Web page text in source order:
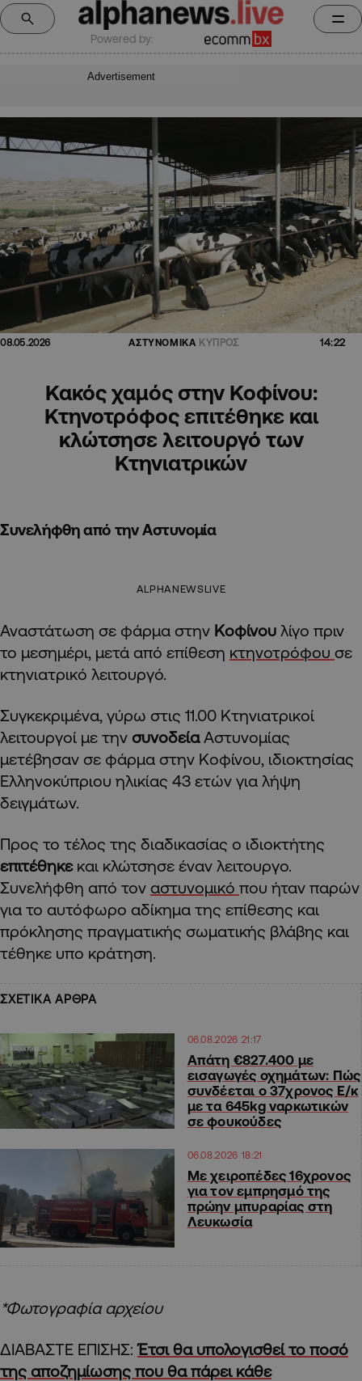
Powered by:
Advertisement
08.05.2026 ΑΣΤΥΝΟΜΙΚΑ ΚΥΠΡΟΣ 14:22
Κακός χαμός στην Κοφίνου:
Κτηνοτρόφος επιτέθηκε και
κλώτσησε λειτουργό των
Κτηνιατρικών
Συνελήφθη από την Αστυνομία
ALPHANEWSLIVE
Αναστάτωση σε φάρμα στην Κοφίνου λίγο πριν
το μεσημέρι, μετά από επίθεση κτηνοτρόφου σε
κτηνιατρικό λειτουργό.
Συγκεκριμένα, γύρω στις 11.00 Κτηνιατρικοί
λειτουργοί με την συνοδείαΑστυνομίας
μετέβησαν σε φάρμα στην Κοφίνου, ιδιοκτησίας
Ελληνοκύπριου ηλικίας 43 ετών για λήψη
δειγμάτων.
Προς το τέλος της διαδικασίας ο ιδιοκτήτης
επιτέθηκε και κλώτσησε έναν λειτουργο.
Συνελήφθη από τον αστυνομικό που ήταν παρών
για το αυτόφωρο αδίκημα της επίθεσης και
πρόκλησης πραγματικής σωματικής βλάβης και
τέθηκε υπο κράτηση.
ΣΧΕΤΙΚΑ ΑΡΘΡΑ
06.08.2026 21:17
Απάτη €827.400 με
εισαγωγές οχημάτων: Πώς
συνδέεται ο 37χρονος Ε/κ
με τα 645kg ναρκωτικών
σε φουκούδες
06.08.2026 18:21
Με χειροπέδες 16χρονος
για τον εμπρησμό της
πρώην μπυραρίας στη
Λευκωσία
*Φωτογραφία αρχείου
ΔΙΑΒΑΣΤΕ ΕΠΙΣΗΣ:Έτσι θα υπολογισθεί το ποσό
της αποζημίωσης που θα πάρει κάθε